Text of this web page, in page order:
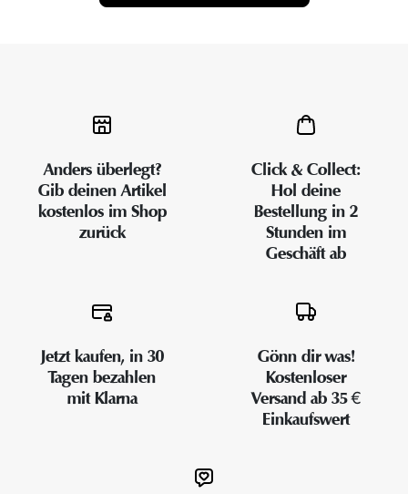
Anders überlegt?
Gib deinen Artikel
kostenlos im Shop
zurück
Click & Collect:
Hol deine
Bestellung in 2
Stunden im
Geschäft ab
Jetzt kaufen, in 30
Tagen bezahlen
mit Klarna
Gönn dir was!
Kostenloser
Versand ab 35 €
Einkaufswert